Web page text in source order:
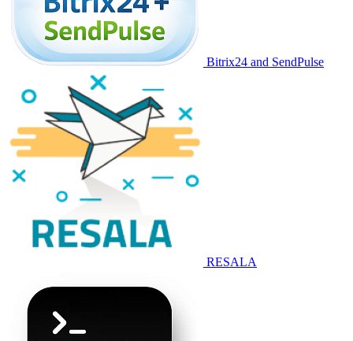
Bitrix24 and SendPulse
RESALA